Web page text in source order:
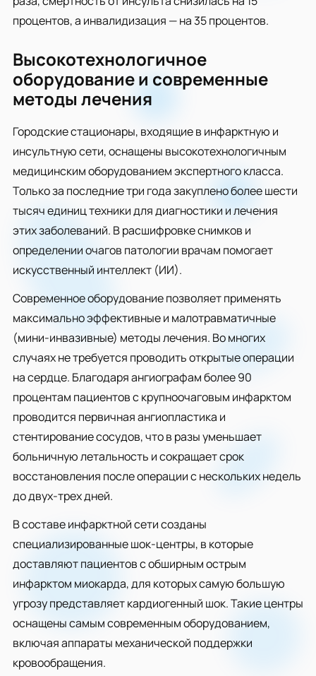
процентов, а инвалидизация — на 35 процентов.
Высокотехнологичное
оборудование и современные
методы лечения
Городские стационары, входящие в инфарктную и
инсультную сети, оснащены высокотехнологичным
медицинским оборудованием экспертного класса.
Только за последние три года закуплено более шести
тысяч единиц техники для диагностики и лечения
этих заболеваний. В расшифровке снимков и
определении очагов патологии врачам помогает
искусственный интеллект (ИИ).
Современное оборудование позволяет применять
максимально эффективные и малотравматичные
(мини-инвазивные) методы лечения. Во многих
случаях не требуется проводить открытые операции
на сердце. Благодаря ангиографам более 90
процентам пациентов с крупноочаговым инфарктом
проводится первичная ангиопластика и
стентирование сосудов, что в разы уменьшает
больничную летальность и сокращает срок
восстановления после операции с нескольких недель
до двух-трех дней.
В составе инфарктной сети созданы
специализированные шок-центры, в которые
доставляют пациентов с обширным острым
инфарктом миокарда, для которых самую большую
угрозу представляет кардиогенный шок. Такие центры
оснащены самым современным оборудованием,
включая аппараты механической поддержки
кровообращения.